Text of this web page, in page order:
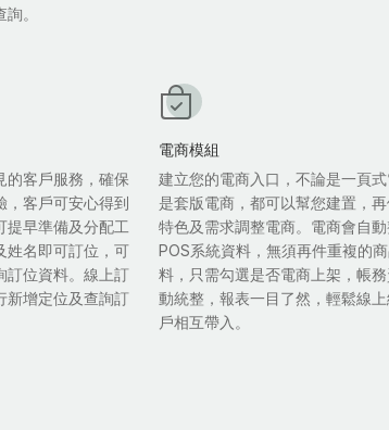
。
的客戶服務，確保
，客戶可安心得到
提早準備及分配工
姓名即可訂位，可
訂位資料。線上訂
新增定位及查詢訂
電商模組
建立您的電商入口，不論是一頁
是套版電商，都可以幫您建置，
特色及需求調整電商。電商會自
POS系統資料，無須再件重複的
料，只需勾選是否電商上架，帳
動統整，報表一目了然，輕鬆線
戶相互帶入。